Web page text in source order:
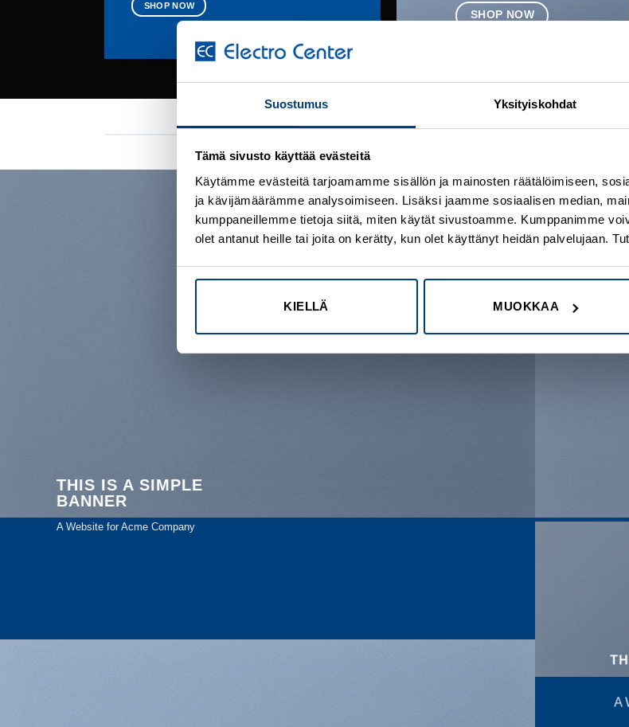
Suostumus Yksityiskohdat
Tämä sivusto käyttää evästeitä
Käytämme evästeitä tarjoamamme sisällön ja mainosten räätälöimiseen,
ja kävijämäärämme analysoimiseen. Lisäksi jaamme sosiaalisen median,
kumppaneillemme tietoja siitä, miten käytät sivustoamme. Kumppanimme
olet antanut heille tai joita on kerätty, kun olet käyttänyt heidän palvelujaan.
KIELLÄ MUOKKAA
SHOP NOW
SHOP NOW
USE BANNER GRIDS TO CREATE
THIS IS A SIMPLE
BANNER
A Website for Acme Company
A